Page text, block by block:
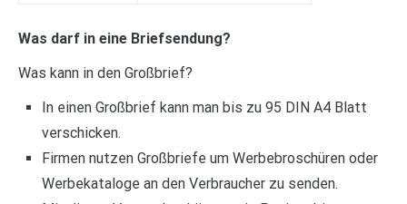
Was darf in eine Briefsendung?
Was kann in den Großbrief?
In einen Großbrief kann man bis zu 95 DIN A4 Blatt
verschicken.
Firmen nutzen Großbriefe um Werbebroschüren oder
Werbekataloge an den Verbraucher zu senden.